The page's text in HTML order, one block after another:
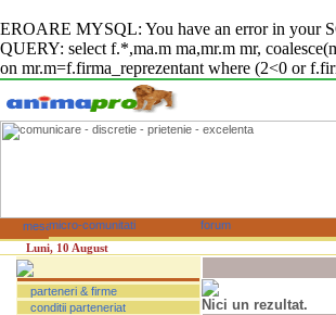
EROARE MYSQL: You have an error in your
QUERY: select f.*,ma.m ma,mr.m mr,
on mr.m=f.firma_reprezentant where (2<0 or
Luni, 10 August
parteneri & firme
conditii parteneriat
Nici un rezultat.